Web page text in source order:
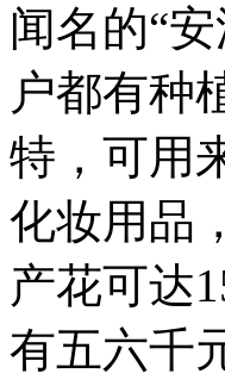
闻名的“
户都有种
特，可用
化妆用品
产花可达
有五六千